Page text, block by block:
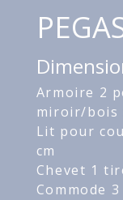
Armoire 2
miroir/bois
Lit pour
cm
Chevet 1
Commode